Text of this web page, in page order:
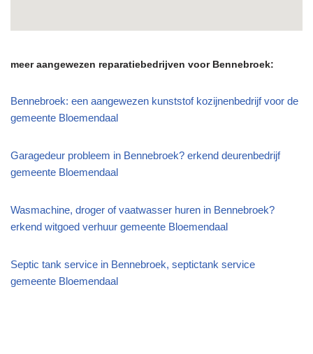
meer aangewezen reparatiebedrijven voor Bennebroek:
Bennebroek: een aangewezen kunststof kozijnenbedrijf voor de
gemeente Bloemendaal
Garagedeur probleem in Bennebroek? erkend deurenbedrijf
gemeente Bloemendaal
Wasmachine, droger of vaatwasser huren in Bennebroek?
erkend witgoed verhuur gemeente Bloemendaal
Septic tank service in Bennebroek, septictank service
gemeente Bloemendaal